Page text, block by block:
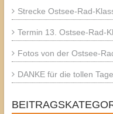
Strecke Ostsee-Rad-
Termin 13. Ostsee-Rad-
Fotos von der Ostsee-
DANKE für die tollen